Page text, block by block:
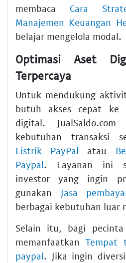
membaca Cara
Manajemen Keuangan
belajar mengelola modal.
Optimasi Aset
Terpercaya
Untuk mendukung
butuh akses cepat ke
digital.
kebutuhan transaksi
Listrik PayPal atau
Paypal. Layanan ini
investor yang ingin
gunakan Jasa
berbagai kebutuhan luar
Selain itu, bagi
memanfaatkanTempat
paypal. Jika ingin